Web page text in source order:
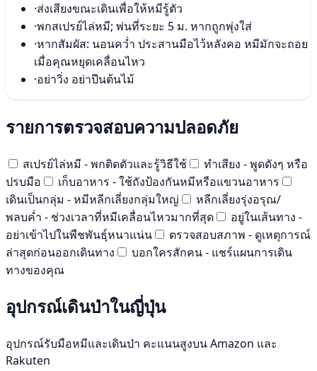
·ส่งเสียงขณะเดินเพื่อให้หมีรู้ตัว
·พกสเปรย์ไล่หมี; พ่นที่ระยะ 5 ม. หากถูกพุ่งใส่
·หากสัมผัส: นอนคว่ำ ประสานมือไว้หลังคอ หมีมักจะถอย
เมื่อคุณหยุดเคลื่อนไหว
·อย่าวิ่ง อย่าปีนต้นไม้
รายการตรวจสอบความปลอดภัย
สเปรย์ไล่หมี - พกติดตัวและรู้วิธีใช้
ทำเสียง - พูดดังๆ หรือ
ปรบมือ
เก็บอาหาร - ใช้ถังป้องกันหมีหรือแขวนอาหาร
เดินเป็นกลุ่ม - หมีหลีกเลี่ยงกลุ่มใหญ่
หลีกเลี่ยงรุ่งอรุณ/
พลบค่ำ - ช่วงเวลาที่หมีเคลื่อนไหวมากที่สุด
อยู่ในเส้นทาง -
อย่าเข้าไปในพืชพันธุ์หนาแน่น
ตรวจสอบสภาพ - ดูเหตุการณ์
ล่าสุดก่อนออกเดินทาง
บอกใครสักคน - แชร์แผนการเดิน
ทางของคุณ
อุปกรณ์เดินป่าในญี่ปุ่น
อุปกรณ์รับมือหมีและเดินป่า คะแนนสูงบน Amazon และ
Rakuten